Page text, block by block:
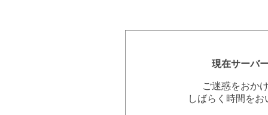
現在サーバ
ご迷惑をおか
しばらく時間を